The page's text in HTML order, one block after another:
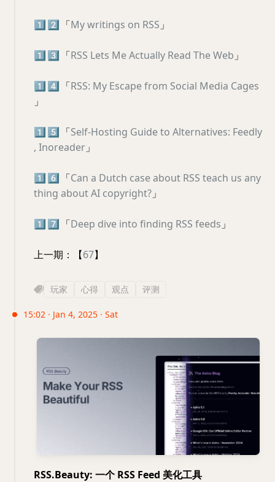
1️⃣ 2️⃣ 「My writings on RSS」
1️⃣3️⃣ 「RSS Lets Me Actually Read The Web」
1️⃣ 4️⃣ 「RSS: My Escape from Social Media Cages
」
1️⃣5️⃣ 「Self-Hosting Guide to Alternatives: Feedly
, Inoreader」
1️⃣6️⃣ 「Can a Dutch case about RSS teach us any
thing about AI copyright?」
1️⃣ 7️⃣ 「Deep dive into finding RSS feeds」
上一期：【67】
玩家 心得 观点 评测
15:02 · Jan 4, 2025 · Sat
RSS.Beauty: 一个 RSS Feed 美化工具